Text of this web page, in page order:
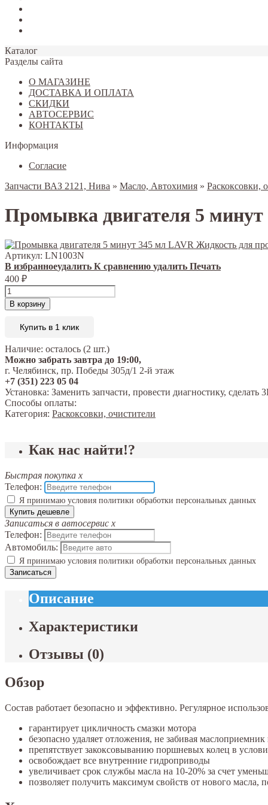
Каталог
Разделы сайта
О МАГАЗИНЕ
ДОСТАВКА И ОПЛАТА
СКИДКИ
АВТОСЕРВИС
КОНТАКТЫ
Информация
Согласие
Запчасти ВАЗ 2121, Нива » Масло, Автохимия » Раскоксовки,
Промывка двигателя 5
Артикул: LN1003N
В избранноеудалить К сравнению удалить Печать
400 ₽
В корзину
Купить в 1 клик
Наличие: осталось (2 шт.)
Можно забрать завтра до 19:00,
г. Челябинск, пр. Победы 305д/1 2-й этаж
+7 (351) 223 05 04
Установка: Заменить запчасти, провести диагностику,
Способы оплаты:
Категория: Раскоксовки, очистители
Как нас найти!?
Быстрая покупка x
Телефон:
Я принимаю условия политики обработки персональных данных
Купить дешевле
Записаться в автосервис x
Телефон:
Автомобиль:
Я принимаю условия политики обработки персональных данных
Записаться
Описание
Характеристики
Отзывы (0)
Обзор
Состав работает безопасно и эффективно. Регулярное
гарантирует цикличность смазки мотора
безопасно удаляет отложения, не забивая
препятствует закоксовыванию поршневых колец в
освобождает все внутренние гидроприводы
увеличивает срок службы масла на 10-20% за счет
позволяет получить максимум свойств от нового масла,